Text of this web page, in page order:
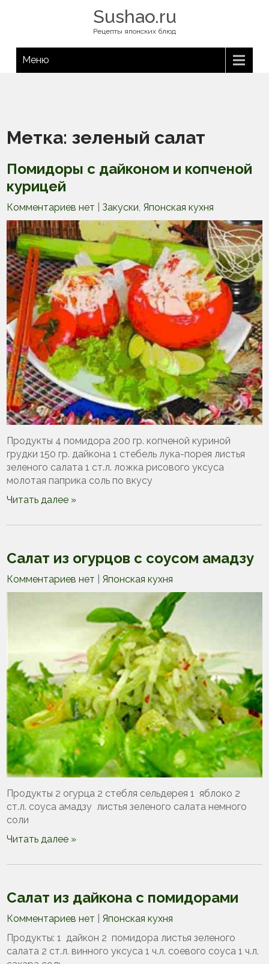
Sushao.ru
Рецепты японских блюд
Меню
Метка: зеленый салат
Помидоры с дайконом и копченой
курицей
Комментариев нет Закуски, Японская кухня
Продукты 4 помидора 200 гр. копченой куриной
грудки 150 гр. дайкона 1 стебель лука-порея листья
зеленого салата 1 ст.л. ложка рисового уксуса
молотая паприка соль по вкусу
Читать далее »
Салат из огурцов с соусом амадзу
Комментариев нет Японская кухня
Продукты 2 огурца 2 стебля сельдерея 1 яблоко 2
ст.л. соуса амадзу листья зеленого салата немного
соли
Читать далее »
Салат из дайкона с помидорами
Комментариев нет
Японская кухня
Продукты: 1 дайкон 2 помидора листья зеленого
салата 2 ст.л. винного уксуса 1 ч.л. соевого соуса 1 ч.л.